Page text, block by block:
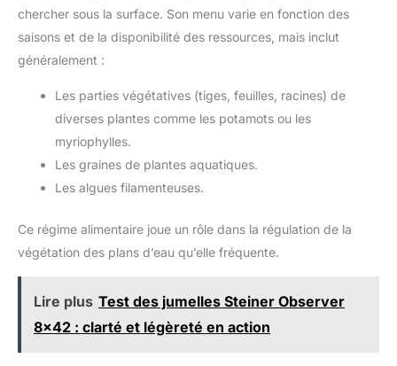
chercher sous la surface. Son menu varie en fonction des
saisons et de la disponibilité des ressources, mais inclut
généralement :
Les parties végétatives (tiges, feuilles, racines) de
diverses plantes comme les potamots ou les
myriophylles.
Les graines de plantes aquatiques.
Les algues filamenteuses.
Ce régime alimentaire joue un rôle dans la régulation de la
végétation des plans d’eau qu’elle fréquente.
Lire plus Test des jumelles Steiner Observer
8x42 : clarté et légèreté en action